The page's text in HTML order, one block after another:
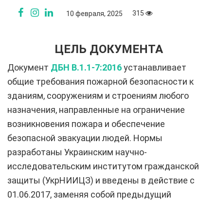
10 февраля, 2025 315
ЦЕЛЬ ДОКУМЕНТА
Документ ДБН В.1.1-7:2016устанавливает
общие требования пожарной безопасности к
зданиям, сооружениям и строениям любого
назначения, направленные на ограничение
возникновения пожара и обеспечение
безопасной эвакуации людей. Нормы
разработаны Украинским научно-
исследовательским институтом гражданской
защиты (УкрНИИЦЗ) и введены в действие с
01.06.2017, заменяя собой предыдущий